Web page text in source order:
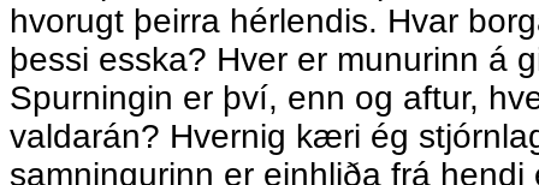
hvorugt þeirra hérlendis. Hvar
þessi esska? Hver er munurinn á
Spurningin er því, enn og aftur,
valdarán? Hvernig kæri ég
samningurinn er einhliða frá